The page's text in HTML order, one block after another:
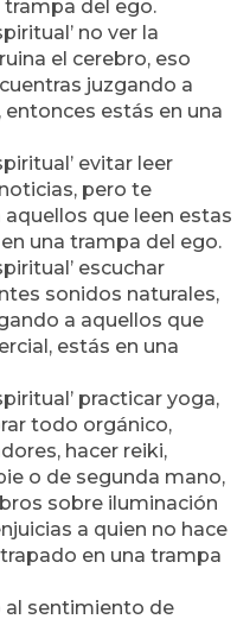
del ego.
no ver la
el cerebro, eso
juzgando a
estás en una
evitar leer
pero te
que leen estas
una trampa del ego.
escuchar
sonidos naturales,
a aquellos que
estás en una
practicar yoga,
todo orgánico,
hacer reiki,
o de segunda mano,
sobre iluminación
a quien no hace
en una trampa
sentimiento de